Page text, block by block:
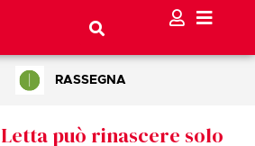
RASSEGNA
può rinascere solo